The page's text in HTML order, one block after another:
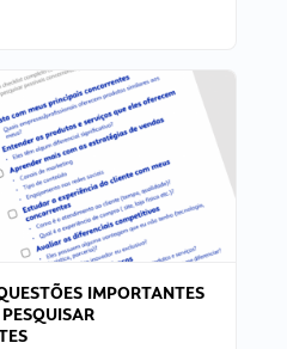
IMPORTANTES